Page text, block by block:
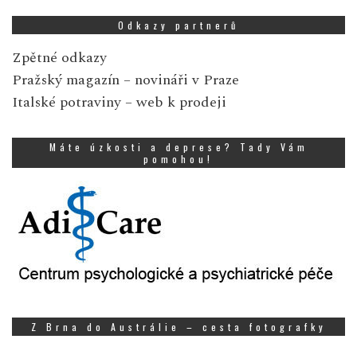
Odkazy partnerů
Zpětné odkazy
Pražský magazín – novináři v Praze
Italské potraviny – web k prodeji
Máte úzkosti a deprese? Tady Vám
pomohou!
Z Brna do Austrálie – cesta fotografky